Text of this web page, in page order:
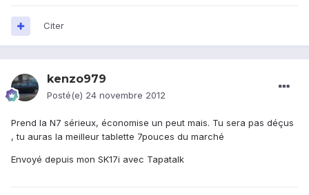
Citer
kenzo979
Posté(e) 24 novembre 2012
Prend la N7 sérieux, économise un peut mais. Tu sera pas déçus
, tu auras la meilleur tablette 7pouces du marché
Envoyé depuis mon SK17i avec Tapatalk